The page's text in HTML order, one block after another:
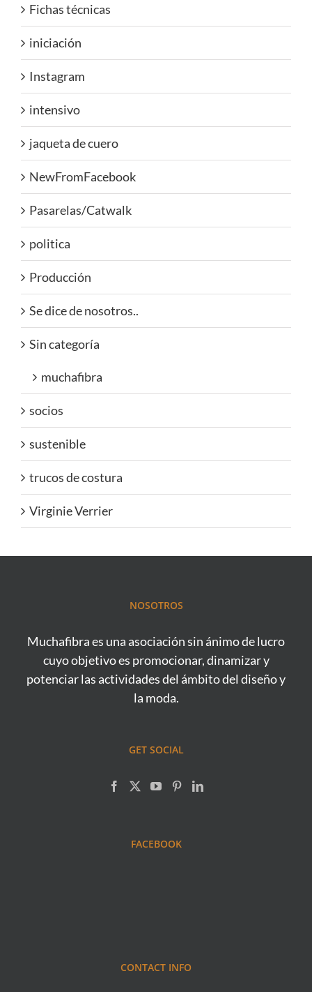
Fichas técnicas
iniciación
Instagram
intensivo
jaqueta de cuero
NewFromFacebook
Pasarelas/Catwalk
politica
Producción
Se dice de nosotros..
Sin categoría
muchafibra
socios
sustenible
trucos de costura
Virginie Verrier
NOSOTROS
Muchafibra es una asociación sin ánimo de lucro
cuyo objetivo es promocionar, dinamizar y
potenciar las actividades del ámbito del diseño y
la moda.
GET SOCIAL
FACEBOOK
CONTACT INFO